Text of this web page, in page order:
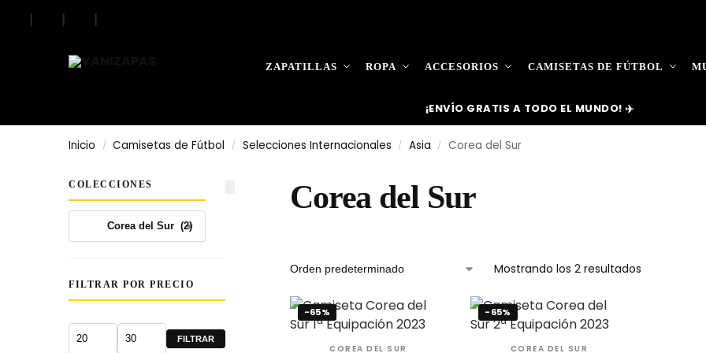
| | |
ZAPATILLAS ROPA ACCESORIOS CAMISETAS DE FÚTBOL
Search
¡ENVÍO GRATIS A TODO EL MUNDO! ✈️
Inicio / Camisetas de Fútbol / Selecciones Internacionales / Asia / Corea del Sur
Corea del Sur
Mostrando los 2 resultados
-65%
COREA DEL SUR
-65%
COREA DEL SUR
COLECCIONES
FILTRAR POR PRECIO
FILTRAR